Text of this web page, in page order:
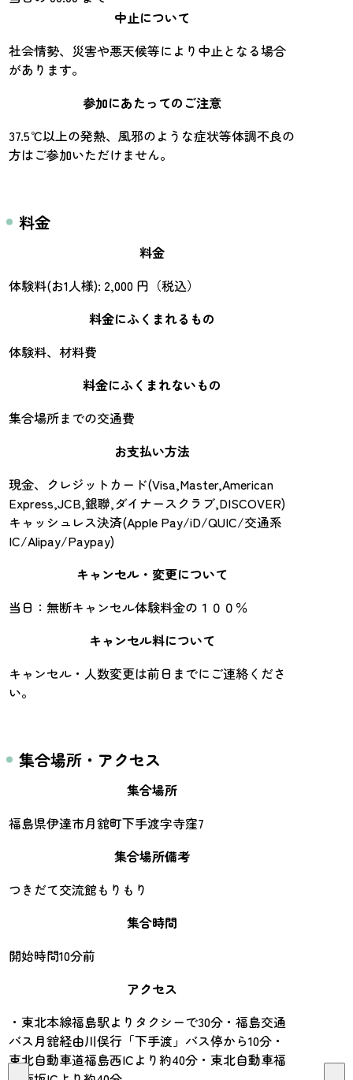
中止について
社会情勢、災害や悪天候等により中止となる場合
があります。
参加にあたってのご注意
37.5℃以上の発熱、風邪のような症状等体調不良の
方はご参加いただけません。
料金
料金
体験料(お1人様): 2,000 円（税込）
料金にふくまれるもの
体験料、材料費
料金にふくまれないもの
集合場所までの交通費
お支払い方法
現金、クレジットカード(Visa,Master,American
Express,JCB,銀聯,ダイナースクラブ,DISCOVER)
キャッシュレス決済(Apple Pay/iD/QUIC/交通系
IC/Alipay/Paypay)
キャンセル・変更について
当日：無断キャンセル体験料金の１００％
キャンセル料について
キャンセル・人数変更は前日までにご連絡くださ
い。
集合場所・アクセス
集合場所
福島県伊達市月舘町下手渡字寺窪7
集合場所備考
つきだて交流館もりもり
集合時間
開始時間10分前
アクセス
・東北本線福島駅よりタクシーで30分・福島交通
バス月舘経由川俣行「下手渡」バス停から10分・
東北自動車道福島西ICより約40分・東北自動車福